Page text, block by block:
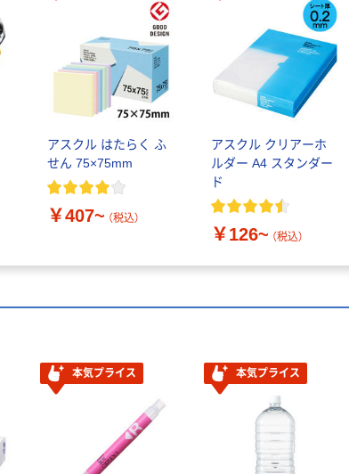
アスクル はたらく ふ
せん 75×75mm
￥407~ （税込）
アスクル クリアーホ
ルダー A4 スタンダー
ド
￥126~ （税込）
本気プライス 本気プライス